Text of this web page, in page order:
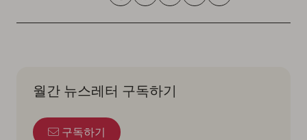
월간 뉴스레터 구독하기
구독하기